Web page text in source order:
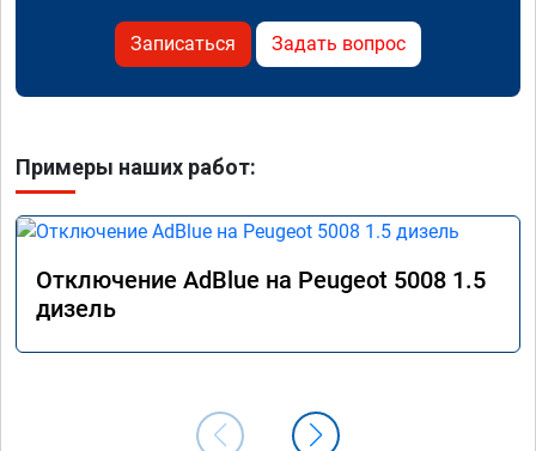
Записаться Задать вопрос
Примеры наших работ:
Отключение AdBlue на Peugeot 5008 1.5
дизель